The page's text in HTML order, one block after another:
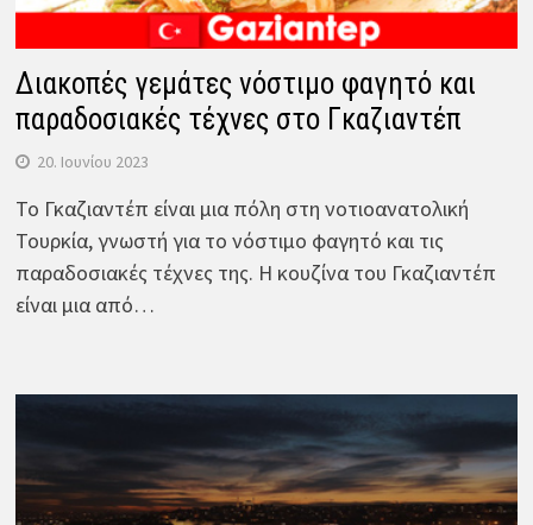
Διακοπές γεμάτες νόστιμο φαγητό και
παραδοσιακές τέχνες στο Γκαζιαντέπ
20. Ιουνίου 2023
Το Γκαζιαντέπ είναι μια πόλη στη νοτιοανατολική
Τουρκία, γνωστή για το νόστιμο φαγητό και τις
παραδοσιακές τέχνες της. Η κουζίνα του Γκαζιαντέπ
είναι μια από…